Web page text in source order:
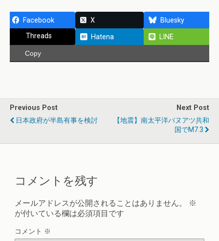
Facebook X
Bluesky
Threads
Hatena LINE
Copy
Previous Post
日本政府が半島有事を検討
Next Post
【地震】南太平洋バヌアツ共和
国でM7.3
コメントを残す
メールアドレスが公開されることはありません。
※
が付いている欄は必須項目です
コメント ※